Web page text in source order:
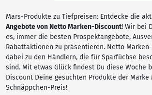
Mars-Produkte zu Tiefpreisen: Entdecke die
Angebote von Netto Marken-Discount! Wir bei
es, immer die besten Prospektangebote,
Rabattaktionen zu präsentieren. Netto
dabei zu den Händlern, die für Sparfüchse
sind. Mit etwas Glück findest Du diese Woche
Discount Deine gesuchten Produkte der Marke
Schnäppchen-Preis!